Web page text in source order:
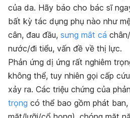
của da. Hãy báo cho bác sĩ
bất kỳ tác dụng phụ nào như
cân, đau đầu, sưng mắt cá
nước/đi tiểu, vấn đề về thị lực.
Phản ứng dị ứng rất nghiêm
không thể, tuy nhiên gọi cấp
xảy ra. Các triệu chứng của
trọng có thể bao gồm phát